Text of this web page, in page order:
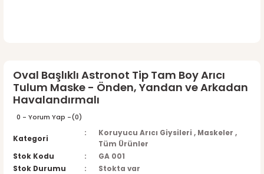
Oval Başlıklı Astronot Tip Tam Boy Arıcı
Tulum Maske - Önden, Yandan ve Arkadan
Havalandırmalı
0 - Yorum Yap -(0)
Kategori
Koruyucu Arıcı Giysileri , Maskeler ,
Tüm Ürünler
Stok Kodu
GA 001
Stok Durumu
Stokta var